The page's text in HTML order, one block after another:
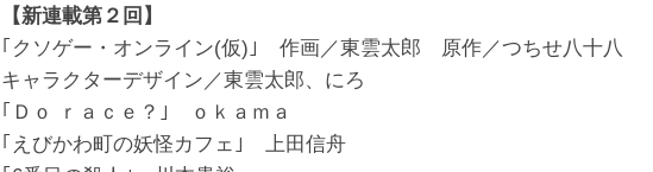
【新連載第２回】
｢クソゲー・オンライン(仮)｣ 作画／東雲太郎 原作／つちせ八十八
キャラクターデザイン／東雲太郎、にろ
｢Ｄｏ ｒａｃｅ？｣ ｏｋａｍａ
｢えびかわ町の妖怪カフェ｣ 上田信舟